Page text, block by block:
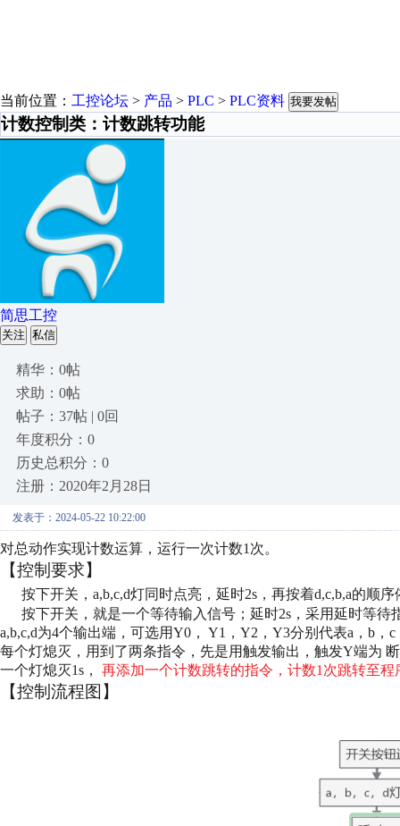
当前位置： 工控论坛 > 产品 > PLC > PLC资料 我要发帖
计数控制类：计数跳转功能
简思工控
关注 私信
精华：0帖
求助：0帖
帖子：37帖 | 0回
年度积分：0
历史总积分：0
注册：2020年2月28日
发表于：2024-05-22 10:22:00
对总动作实现计数运算，运行一次计数1次。
【控制要求】
按下开关，a,b,c,d灯同时点亮，延时2s，再按着d,c,b,a的顺
按下开关，就是一个等待输入信号；延时2s，采用延时等待
a,b,c,d为4个输出端，可选用Y0， Y1，Y2，Y3分别代表a，b，
每个灯熄灭，用到了两条指令，先是用触发输出，触发Y端为
一个灯熄灭1s， 再添加一个计数跳转的指令，计数1次跳转至
【控制流程图】